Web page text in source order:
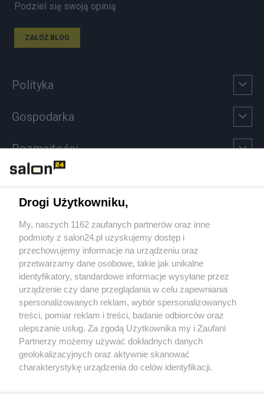
Podziel się swoją opinią
ZAŁÓŻ BLOG
Polityka
Gospodarka
Rozmaitości
Sport
Społeczeństwo
Kultura
X Facebook Instagram Youtube
Drogi Użytkowniku,
My, naszych 1162 zaufanych partnerów oraz inne
podmioty z salon24.pl uzyskujemy dostęp i
przechowujemy informacje na urządzeniu oraz
przetwarzamy dane osobowe, takie jak unikalne
identyfikatory, standardowe informacje wysyłane przez
urządzenie czy dane przeglądania w celu zapewniania
spersonalizowanych reklam, wybór spersonalizowanych
treści, pomiar reklam i treści, badanie odbiorców oraz
ulepszanie usług. Za zgodą Użytkownika my i Zaufani
Partnerzy możemy używać dokładnych danych
geolokalizacyjnych oraz aktywnie skanować
charakterystykę urządzenia do celów identyfikacji.